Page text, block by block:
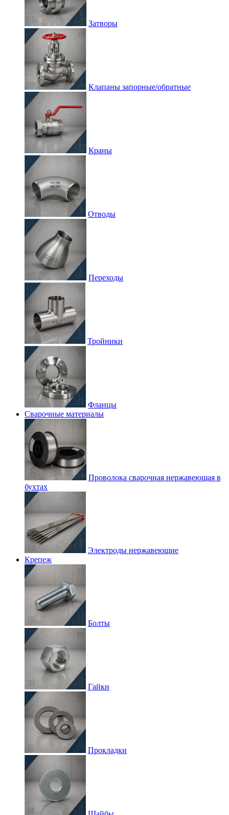
Затворы
Клапаны запорные/обратные
Краны
Отводы
Переходы
Тройники
Фланцы
Сварочные материалы
Проволока сварочная нержавеющая в
бухтах
Электроды нержавеющие
Крепеж
Болты
Гайки
Прокладки